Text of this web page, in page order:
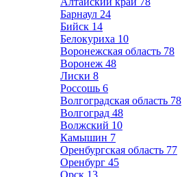
Барнаул 24
Бийск 14
Белокуриха 10
Воронежская область 78
Воронеж 48
Лиски 8
Россошь 6
Волгоградская область 78
Волгоград 48
Волжский 10
Камышин 7
Оренбургская область 77
Оренбург 45
Орск 13